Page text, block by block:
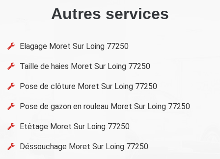
Autres services
Elagage Moret Sur Loing 77250
Taille de haies Moret Sur Loing 77250
Pose de clôture Moret Sur Loing 77250
Pose de gazon en rouleau Moret Sur Loing 77250
Etêtage Moret Sur Loing 77250
Déssouchage Moret Sur Loing 77250